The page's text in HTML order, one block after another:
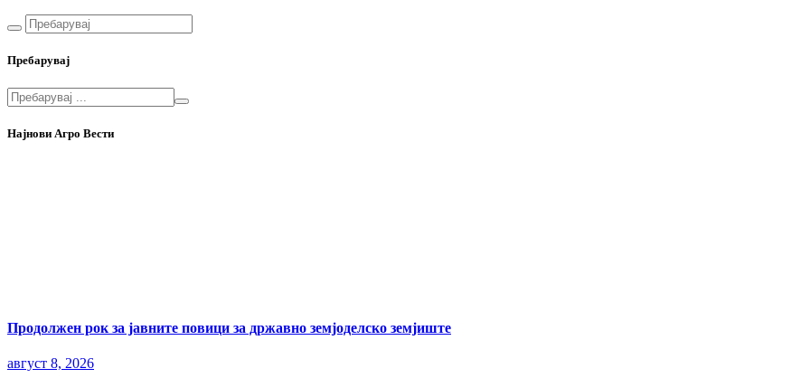
Пребарувај
Најнови Агро Вести
Продолжен рок за јавните повици за државно земјоделско земјиште
август 8, 2026